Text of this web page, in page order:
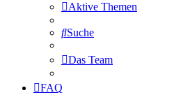
Aktive Themen
Suche
Das Team
FAQ